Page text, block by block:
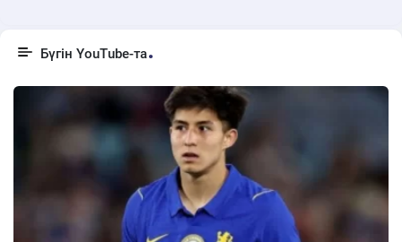
Бүгін YouTube-та